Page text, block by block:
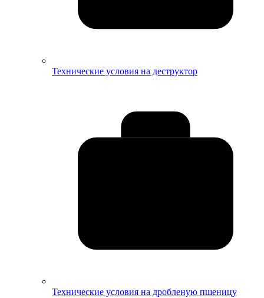
Технические условия на деструктор
Технические условия на дробленую пшеницу